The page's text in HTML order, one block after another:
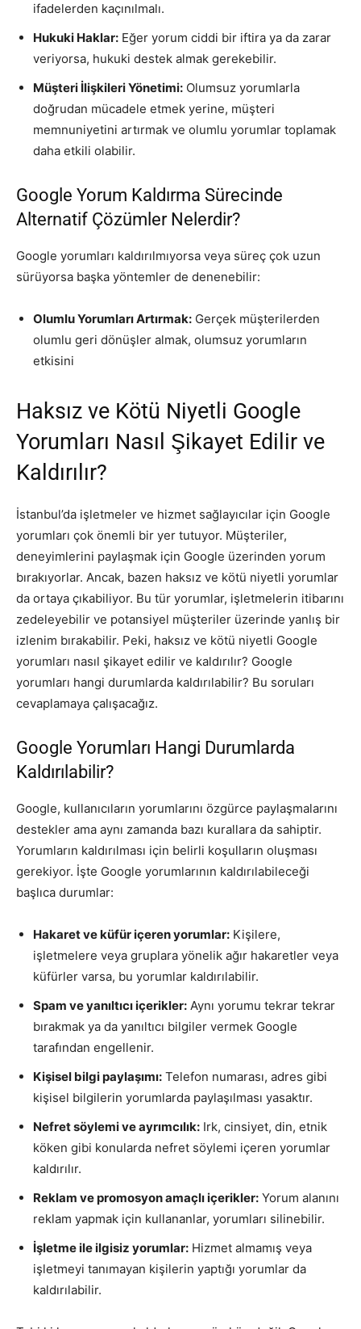
ifadelerden kaçınılmalı.
Hukuki Haklar: Eğer yorum ciddi bir iftira ya da zarar
veriyorsa, hukuki destek almak gerekebilir.
Müşteri İlişkileri Yönetimi: Olumsuz yorumlarla
doğrudan mücadele etmek yerine, müşteri
memnuniyetini artırmak ve olumlu yorumlar toplamak
daha etkili olabilir.
Google Yorum Kaldırma Sürecinde
Alternatif Çözümler Nelerdir?
Google yorumları kaldırılmıyorsa veya süreç çok uzun
sürüyorsa başka yöntemler de denenebilir:
Olumlu Yorumları Artırmak: Gerçek müşterilerden
olumlu geri dönüşler almak, olumsuz yorumların
etkisini
Haksız ve Kötü Niyetli Google
Yorumları Nasıl Şikayet Edilir ve
Kaldırılır?
İstanbul’da işletmeler ve hizmet sağlayıcılar için Google
yorumları çok önemli bir yer tutuyor. Müşteriler,
deneyimlerini paylaşmak için Google üzerinden yorum
bırakıyorlar. Ancak, bazen haksız ve kötü niyetli yorumlar
da ortaya çıkabiliyor. Bu tür yorumlar, işletmelerin itibarını
zedeleyebilir ve potansiyel müşteriler üzerinde yanlış bir
izlenim bırakabilir. Peki, haksız ve kötü niyetli Google
yorumları nasıl şikayet edilir ve kaldırılır? Google
yorumları hangi durumlarda kaldırılabilir? Bu soruları
cevaplamaya çalışacağız.
Google Yorumları Hangi Durumlarda
Kaldırılabilir?
Google, kullanıcıların yorumlarını özgürce paylaşmalarını
destekler ama aynı zamanda bazı kurallara da sahiptir.
Yorumların kaldırılması için belirli koşulların oluşması
gerekiyor. İşte Google yorumlarının kaldırılabileceği
başlıca durumlar:
Hakaret ve küfür içeren yorumlar: Kişilere,
işletmelere veya gruplara yönelik ağır hakaretler veya
küfürler varsa, bu yorumlar kaldırılabilir.
Spam ve yanıltıcı içerikler: Aynı yorumu tekrar tekrar
bırakmak ya da yanıltıcı bilgiler vermek Google
tarafından engellenir.
Kişisel bilgi paylaşımı: Telefon numarası, adres gibi
kişisel bilgilerin yorumlarda paylaşılması yasaktır.
Nefret söylemi ve ayrımcılık: Irk, cinsiyet, din, etnik
köken gibi konularda nefret söylemi içeren yorumlar
kaldırılır.
Reklam ve promosyon amaçlı içerikler: Yorum alanını
reklam yapmak için kullananlar, yorumları silinebilir.
İşletme ile ilgisiz yorumlar: Hizmet almamış veya
işletmeyi tanımayan kişilerin yaptığı yorumlar da
kaldırılabilir.